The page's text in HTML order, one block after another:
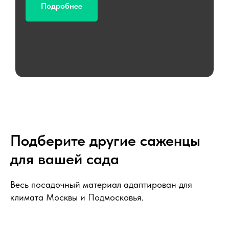
Подробнее
Подберите другие саженцы
для вашей сада
Весь посадочный материал адаптирован для
климата Москвы и Подмосковья.